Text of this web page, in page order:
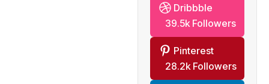
Dribbble
39.5k Followers
Pinterest
28.2k Followers